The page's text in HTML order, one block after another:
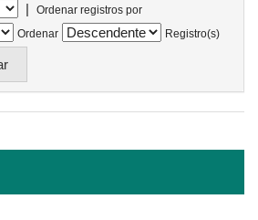
|
Ordenar registros por
Ordenar
Registro(s)